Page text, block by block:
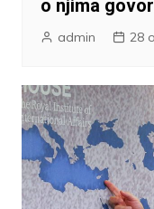
o njima
admin 28